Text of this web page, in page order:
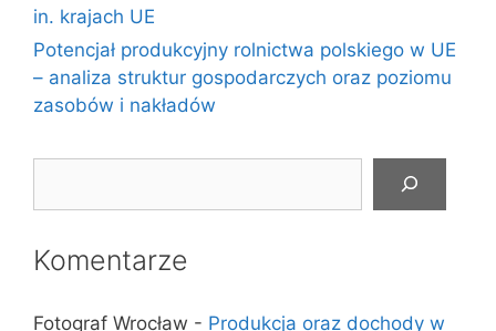
in. krajach UE
Potencjał produkcyjny rolnictwa polskiego w UE
– analiza struktur gospodarczych oraz poziomu
zasobów i nakładów
Komentarze
Fotograf Wrocław - Produkcja oraz dochody w